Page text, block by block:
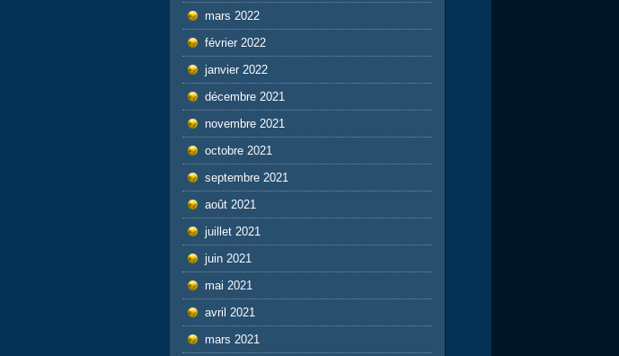
mars 2022
février 2022
janvier 2022
décembre 2021
novembre 2021
octobre 2021
septembre 2021
août 2021
juillet 2021
juin 2021
mai 2021
avril 2021
mars 2021